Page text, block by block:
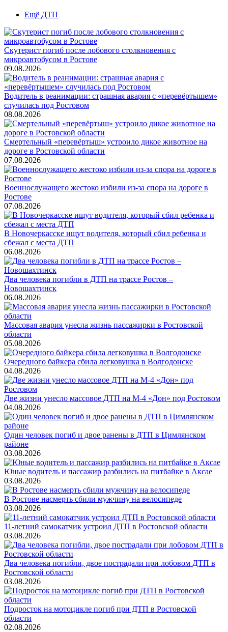
Ещё ДТП
Скутерист погиб после лобового столкновения с
микроавтобусом в Ростове
09.08.2026
Водитель в реанимации: страшная авария с «перевёртышем»
случилась под Ростовом
08.08.2026
Смертельный «перевёртыш» устроило дикое животное на
дороге в Ростовской области
07.08.2026
Военнослужащего жестоко избили из-за спора на дороге в
Ростове
07.08.2026
В Новочеркасске ищут водителя, который сбил ребенка и
сбежал с места ДТП
06.08.2026
Два человека погибли в ДТП на трассе Ростов –
Новошахтинск
06.08.2026
Массовая авария унесла жизнь пассажирки в Ростовской
области
05.08.2026
Очередного байкера сбила легковушка в Волгодонске
04.08.2026
Две жизни унесло массовое ДТП на М-4 «Дон» под Ростовом
04.08.2026
Один человек погиб и двое ранены в ДТП в Цимлянском
районе
03.08.2026
Юные водитель и пассажир разбились на питбайке в Аксае
03.08.2026
В Ростове насмерть сбили мужчину на велосипеде
03.08.2026
11-летний самокатчик устроил ДТП в Ростовской области
03.08.2026
Два человека погибли, двое пострадали при лобовом ДТП в
Ростовской области
03.08.2026
Подросток на мотоцикле погиб при ДТП в Ростовской
области
02.08.2026